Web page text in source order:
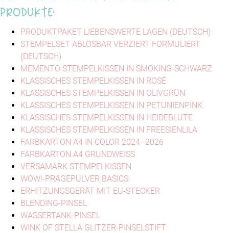
Produkte:
PRODUKTPAKET LIEBENSWERTE LAGEN (DEUTSCH)
STEMPELSET ABLÖSBAR VERZIERT FORMULIERT
(DEUTSCH)
MEMENTO STEMPELKISSEN IN SMOKING-SCHWARZ
KLASSISCHES STEMPELKISSEN IN ROSÉ
KLASSISCHES STEMPELKISSEN IN OLIVGRÜN
KLASSISCHES STEMPELKISSEN IN PETUNIENPINK
KLASSISCHES STEMPELKISSEN IN HEIDEBLÜTE
KLASSISCHES STEMPELKISSEN IN FREESIENLILA
FARBKARTON A4 IN COLOR 2024–2026
FARBKARTON A4 GRUNDWEISS
VERSAMARK STEMPELKISSEN
WOW!-PRÄGEPULVER BASICS
ERHITZUNGSGERÄT MIT EU-STECKER
BLENDING-PINSEL
WASSERTANK-PINSEL
WINK OF STELLA GLITZER-PINSELSTIFT